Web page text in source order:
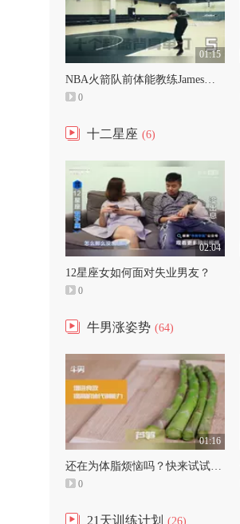
01:15
NBA火箭队前体能教练James教你打篮球！10个无解背身单打动作教学，虐暴球场无压力！
0
十二星座 (6)
02:04
12星座女如何面对失业男友？
0
牛男涨姿势 (64)
01:16
还在为体脂烦恼吗？快来试试这些全球公认效果最好的10大减脂食物！
0
21天训练计划 (26)